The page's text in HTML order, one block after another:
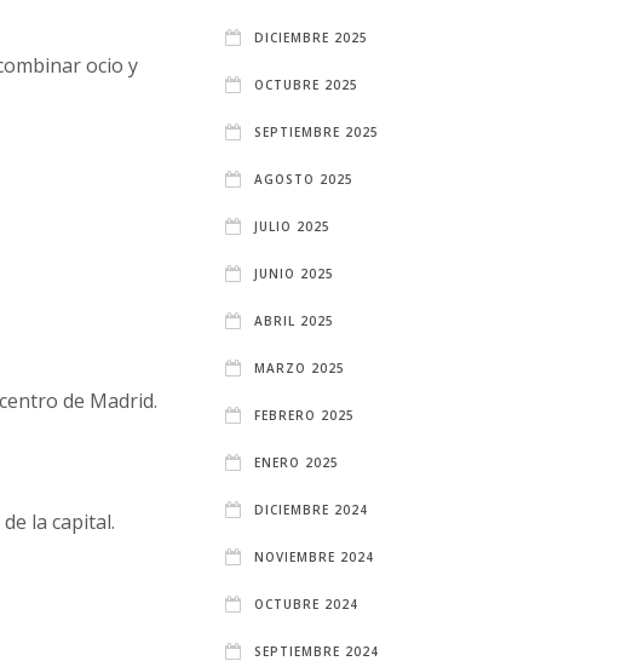
ocio y
de Madrid.
la capital.
DICIEMBRE 2025
OCTUBRE 2025
SEPTIEMBRE 2025
AGOSTO 2025
JULIO 2025
JUNIO 2025
ABRIL 2025
MARZO 2025
FEBRERO 2025
ENERO 2025
DICIEMBRE 2024
NOVIEMBRE 2024
OCTUBRE 2024
SEPTIEMBRE 2024